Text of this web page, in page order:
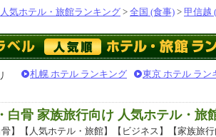
人気ホテル・旅館ランキング > 全国 (食事) > 甲信越
札幌 ホテル ランキング 東京 ホテル ラン
白骨 家族旅行向け 人気ホテル・旅
骨】【人気ホテル・旅館】【ビジネス】【家族旅